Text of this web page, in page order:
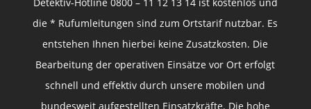
die * Rufumleitungen sind zum Ortstarif nutzbar. Es
entstehen Ihnen hierbei keine Zusatzkosten. Die
Bearbeitung der operativen Einsätze vor Ort erfolgt
schnell und effektiv durch unsere mobilen und
bundesweit aufgestellten Einsatzkräfte. Die hohe